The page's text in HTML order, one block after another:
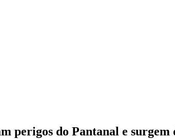
perigos do Pantanal e surgem